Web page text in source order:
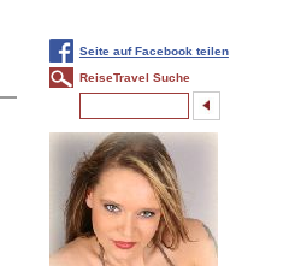
Seite auf Facebook teilen
ReiseTravel Suche